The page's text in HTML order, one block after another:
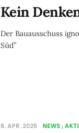
Kein
Der Bauausschuss
Süd”
6. APR. 2025 NEWS